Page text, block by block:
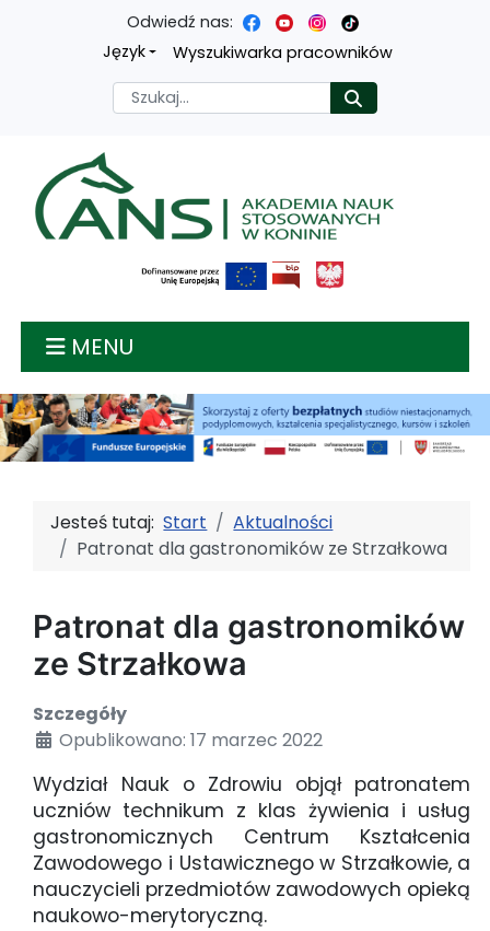
Przejdź
treści
głównej
Przejdź
menu
nawigacyjnego
Przejdź
wyszukiwarki
Przejdź
mapy
strony
Odwiedź nas:
Język
Wyszukiwarka pracowników
Szukaj
Akademia nauk
MENU
Jesteś tutaj:Start
Aktualności
Patronat dla gastronomików ze Strzałkowa
Patronat dla gastronomików
ze Strzałkowa
Szczegóły
Opublikowano: 17 marzec 2022
Wydział Nauk o Zdrowiu objął patronatem
uczniów technikum z klas żywienia i usług
gastronomicznych Centrum Kształcenia
Zawodowego i Ustawicznego w Strzałkowie, a
nauczycieli przedmiotów zawodowych opieką
naukowo-merytoryczną.